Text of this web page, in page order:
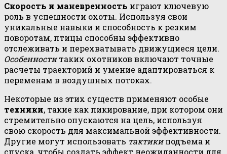
Скорость и маневренность играют ключевую
роль в успешности охоты. Используя свои
уникальные навыки и способность к резким
поворотам, птицы способны эффективно
отслеживать и перехватывать движущиеся цели.
Особенноститаких охотников включают точные
расчеты траекторий и умение адаптироваться к
переменам в воздушных потоках.
Некоторые из этих существ применяют особые
техники, такие как пикирование, при котором они
стремительно опускаются на цель, используя
свою скорость для максимальной эффективности.
Другие могут использовать тактикиподъема и